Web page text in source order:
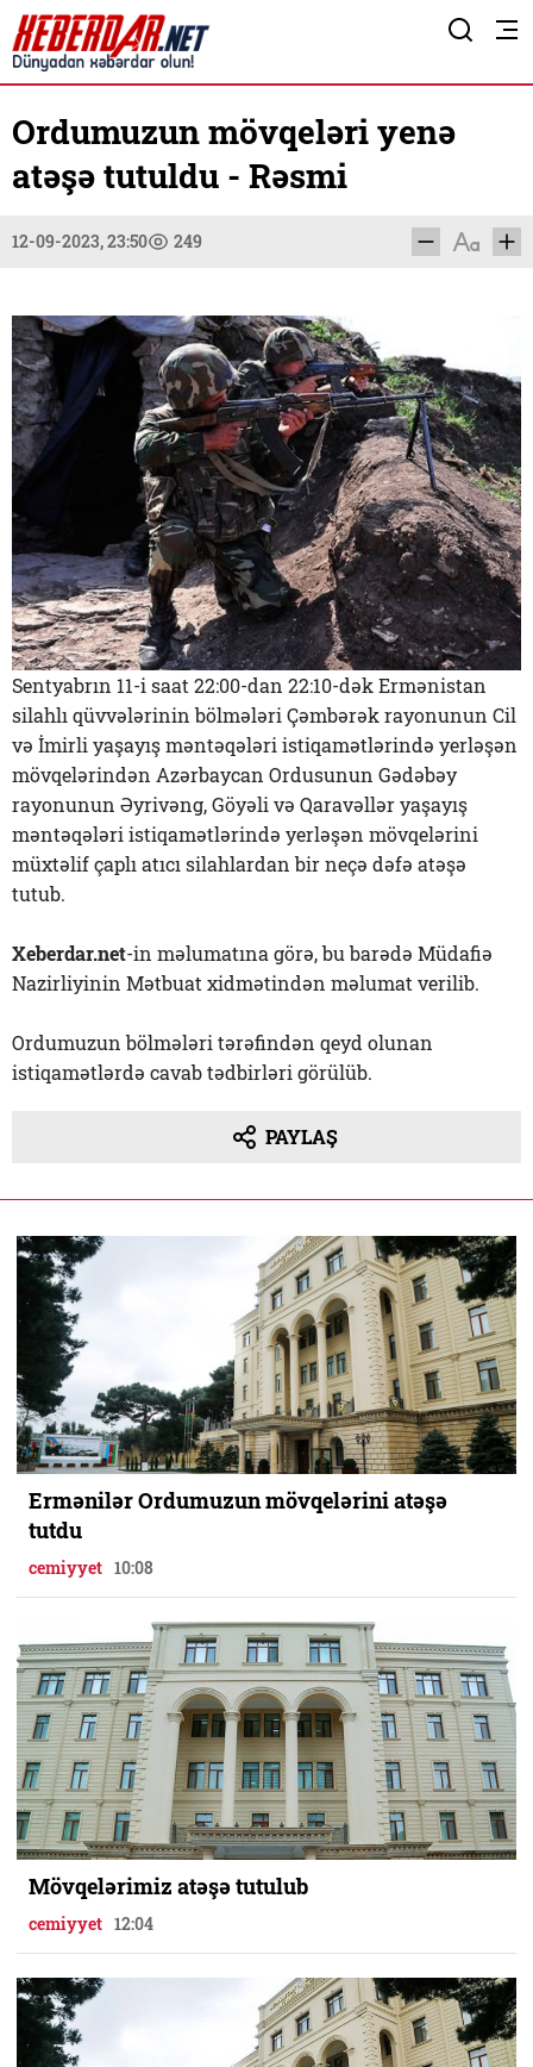
Ordumuzun mövqeləri yenə
atəşə tutuldu - Rəsmi
12-09-2023, 23:50 249
Sentyabrın 11-i saat 22:00-dan 22:10-dək Ermənistan
silahlı qüvvələrinin bölmələri Çəmbərək rayonunun Cil
və İmirli yaşayış məntəqələri istiqamətlərində yerləşən
mövqelərindən Azərbaycan Ordusunun Gədəbəy
rayonunun Əyrivəng, Göyəli və Qaravəllər yaşayış
məntəqələri istiqamətlərində yerləşən mövqelərini
müxtəlif çaplı atıcı silahlardan bir neçə dəfə atəşə
tutub.
Xeberdar.net-in məlumatına görə, bu barədə Müdafiə
Nazirliyinin Mətbuat xidmətindən məlumat verilib.
Ordumuzun bölmələri tərəfindən qeyd olunan
istiqamətlərdə cavab tədbirləri görülüb.
PAYLAŞ
Ermənilər Ordumuzun mövqelərini atəşə
tutdu
cemiyyet 10:08
Mövqelərimiz atəşə tutulub
cemiyyet 12:04